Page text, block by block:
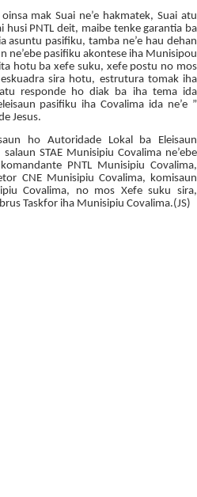
mak Suai ne’e hakmatek, Suai atu
husi PNTL deit, maibe tenke garantia ba
asuntu pasifiku, tamba ne’e hau dehan
ne’ebe pasifiku akontese iha Munisipou
hotu ba xefe suku, xefe postu no mos
sira hotu, estrutura tomak iha
responde ho diak ba iha tema ida
pasifiku iha Covalima ida ne’e ”
Jesus.
ho Autoridade Lokal ba Eleisaun
STAE Munisipiu Covalima ne’ebe
PNTL Munisipiu Covalima,
CNE Munisipiu Covalima, komisaun
Covalima, no mos Xefe suku sira,
Taskfor iha Munisipiu Covalima.(JS)